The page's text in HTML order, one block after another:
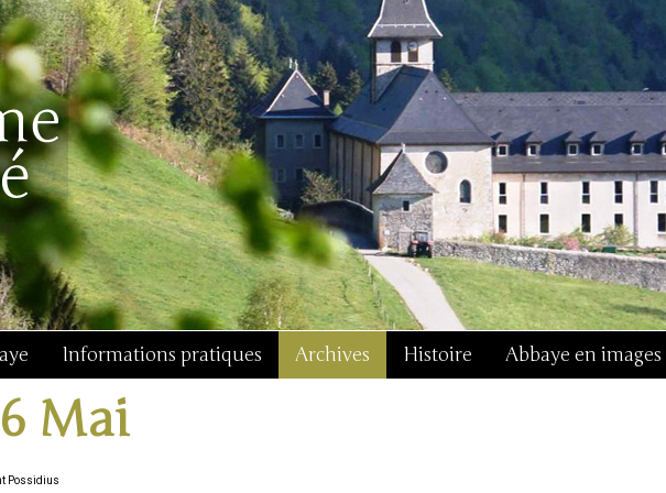
Informations pratiques Archives Histoire Abbaye en images
Mai
Possidius